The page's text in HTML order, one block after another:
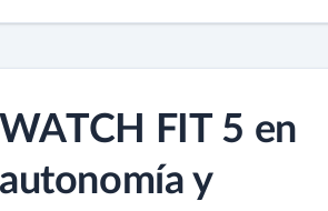
FIT 5 en
y